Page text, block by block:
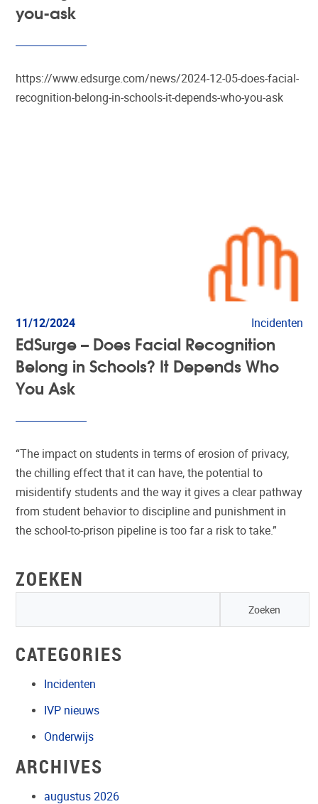
you-ask
https://www.edsurge.com/news/2024-12-05-does-facial-
recognition-belong-in-schools-it-depends-who-you-ask
11/12/2024 Incidenten
EdSurge – Does Facial Recognition
Belong in Schools? It Depends Who
You Ask
“The impact on students in terms of erosion of privacy,
the chilling effect that it can have, the potential to
misidentify students and the way it gives a clear pathway
from student behavior to discipline and punishment in
the school-to-prison pipeline is too far a risk to take.”
ZOEKEN
CATEGORIES
Incidenten
IVP nieuws
Onderwijs
ARCHIVES
augustus 2026